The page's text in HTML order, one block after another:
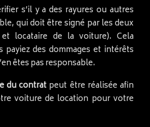
s’il y a des rayures ou autres
qui doit être signé par les deux
locataire de la voiture). Cela
payiez des dommages et intérêts
êtes pas responsable.
du contrat peut être réalisée afin
voiture de location pour votre